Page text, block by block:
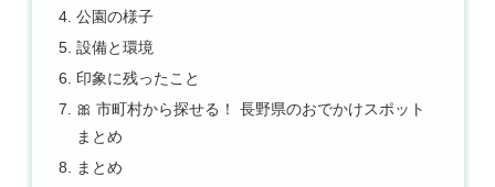
公園の様子
設備と環境
印象に残ったこと
🎀 市町村から探せる！ 長野県のおでかけスポット
まとめ
まとめ